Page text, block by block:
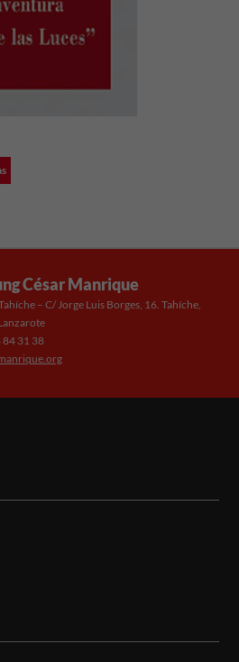
César Manrique
– C/ Jorge Luis Borges, 16. Tahíche,
31 38